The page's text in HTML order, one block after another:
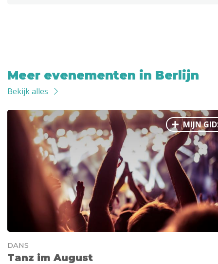
Meer evenementen in Berlijn
Bekijk alles
MIJN
DANS
Tanz im August